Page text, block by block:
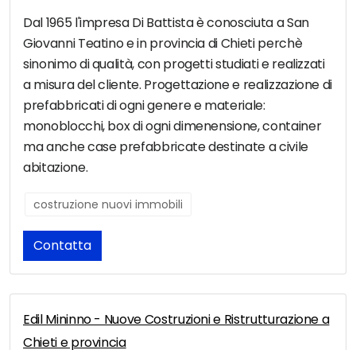
Dal 1965 l'impresa Di Battista è conosciuta a San
Giovanni Teatino e in provincia di Chieti perchè
sinonimo di qualità, con progetti studiati e realizzati
a misura del cliente. Progettazione e realizzazione di
prefabbricati di ogni genere e materiale:
monoblocchi, box di ogni dimenensione, container
ma anche case prefabbricate destinate a civile
abitazione.
costruzione nuovi immobili
Contatta
Edil Mininno - Nuove Costruzioni e Ristrutturazione a
Chieti e provincia